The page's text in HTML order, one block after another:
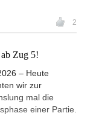
2
Zug 5!
– Heute
wir zur
mal die
einer Partie.